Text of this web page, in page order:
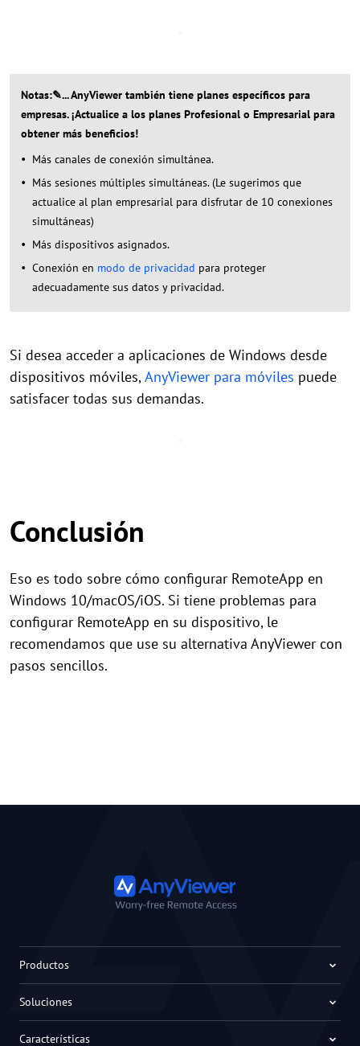
Notas:✎... AnyViewer también tiene planes específicos para
empresas. ¡Actualice a los planes Profesional o Empresarial para
obtener más beneficios!
Más canales de conexión simultánea.
Más sesiones múltiples simultáneas. (Le sugerimos que
actualice al plan empresarial para disfrutar de 10 conexiones
simultáneas)
Más dispositivos asignados.
Conexión en modo de privacidad para proteger
adecuadamente sus datos y privacidad.
Si desea acceder a aplicaciones de Windows desde
dispositivos móviles,AnyViewer para móviles puede
satisfacer todas sus demandas.
Conclusión
Eso es todo sobre cómo configurar RemoteApp en
Windows 10/macOS/iOS. Si tiene problemas para
configurar RemoteApp en su dispositivo, le
recomendamos que use su alternativa AnyViewer con
pasos sencillos.
Productos
Soluciones
Características